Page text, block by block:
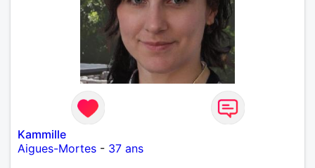
Kammille
Aigues-Mortes - 37 ans